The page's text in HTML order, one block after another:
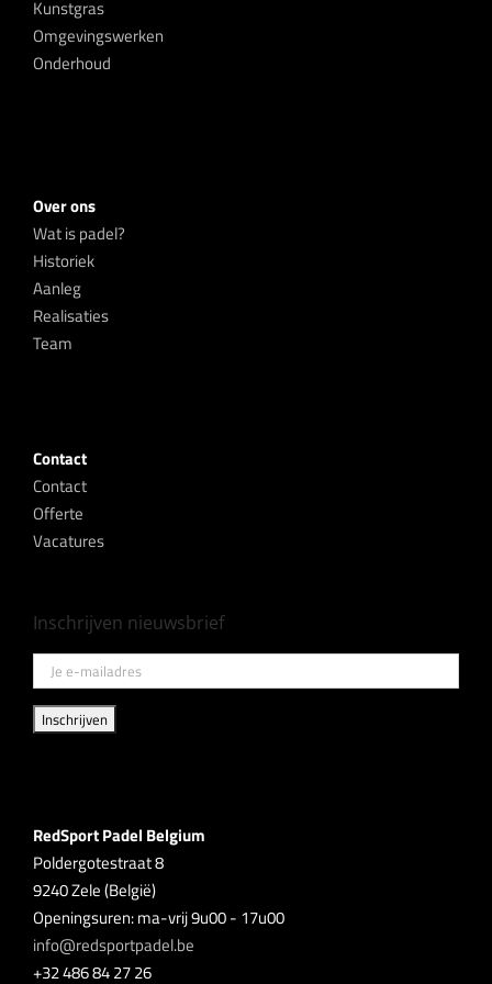
Kunstgras
Omgevingswerken
Onderhoud
Over ons
Wat is padel?
Historiek
Aanleg
Realisaties
Team
Contact
Contact
Offerte
Vacatures
Inschrijven nieuwsbrief
RedSport Padel Belgium
Poldergotestraat 8
9240 Zele (België)
Openingsuren: ma-vrij 9u00 - 17u00
info@redsportpadel.be
+32 486 84 27 26